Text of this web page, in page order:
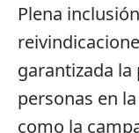
Plena
garantizada
personas en
como la